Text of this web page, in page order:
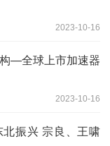
2023-10-16
—全球上市加速器
2023-10-16
振兴 宗良、王啸